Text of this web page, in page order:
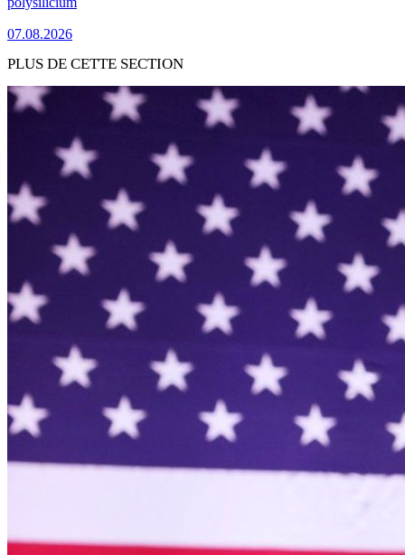
07.08.2026
PLUS DE CETTE SECTION